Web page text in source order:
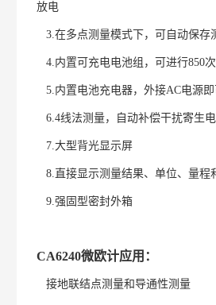
放电
3.在多点测量模式下，可自动保存
4.内置可充电电池组，可进行850
5.内置电池充电器，外接AC电源
6.4线法测量，自动补偿干扰寄生
7.大型背光显示屏
8.直接显示测量结果、单位、量程
9.强固型密封外箱
CA6240微欧计应用：
接地联结点测量和导通性测量